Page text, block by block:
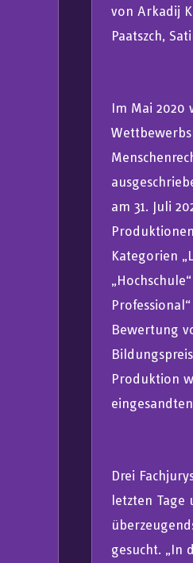
von Arkadij
Paatszch,
Im Mai 2020
am 31. Juli
Kategorien
Bewertung
Produktion
Drei
letzten Tage
gesucht. „In